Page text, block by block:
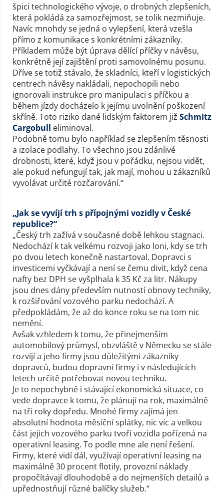
špici technologického vývoje, o drobných zlepšeních,
která pokládá za samozřejmost, se tolik nezmiňuje.
Navíc mnohdy se jedná o vylepšení, která vzešla
přímo z komunikace s konkrétními zákazníky.
Příkladem může být úprava dělící příčky v návěsu,
konkrétně její zajištění proti samovolnému posunu.
Dříve se totiž stávalo, že skladníci, kteří v logistických
centrech návěsy nakládali, nepochopili nebo
ignorovali instrukce pro manipulaci s příčkou a
během jízdy docházelo k jejímu uvolnění poškození
skříně. Toto riziko dané lidským faktorem již Schmitz
Cargobull eliminoval.
Podobně tomu bylo například se zlepšením těsnosti
a izolace podlahy. To všechno jsou zdánlivé
drobnosti, které, když jsou v pořádku, nejsou vidět,
ale pokud nefungují tak, jak mají, mohou u zákazníků
vyvolávat určité rozčarování.“
„Jak se vyvíjí trh s přípojnými vozidly v České
republice?“
„Český trh zažívá v současné době lehkou stagnaci.
Nedochází k tak velkému rozvoji jako loni, kdy se trh
po dvou letech konečně nastartoval. Dopravci s
investicemi vyčkávají a není se čemu divit, když cena
nafty bez DPH se vyšplhala k 35 Kč za litr. Nákupy
jsou dnes dány především nutností obnovy techniky,
k rozšiřování vozového parku nedochází. A
předpokládám, že až do konce roku se na tom nic
nemění.
Avšak vzhledem k tomu, že přinejmenším
automobilový průmysl, obzvláště v Německu se stále
rozvíjí a jeho firmy jsou důležitými zákazníky
dopravců, budou dopravní firmy i v následujících
letech určitě potřebovat novou techniku.
Je to nepochybně i stávající ekonomická situace, co
vede dopravce k tomu, že plánují na rok, maximálně
na tři roky dopředu. Mnohé firmy zajímá jen
absolutní hodnota měsíční splátky, nic víc a velkou
část jejich vozového parku tvoří vozidla pořízená na
operativní leasing. To podle mne ale není řešení.
Firmy, které vidí dál, využívají operativní leasing na
maximálně 30 procent flotily, provozní náklady
propočítávají dlouhodobě a do nejmenších detailů a
upřednostňují různé balíčky služeb.“